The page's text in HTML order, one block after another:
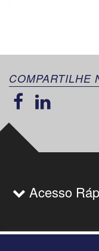
COMPARTILHE
Acesso